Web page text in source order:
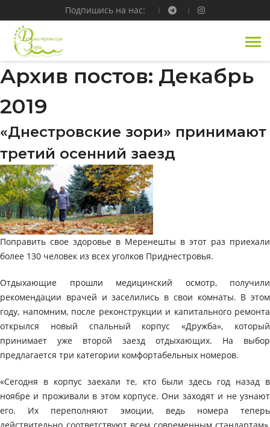
Подпишись на нас:
Архив постов: Декабрь
2019
«Днестровские зори» принимают
третий осенний заезд
Поправить свое здоровье в Меренешты в этот раз приехали
более 130 человек из всех уголков Приднестровья.
Отдыхающие прошли медицинский осмотр, получили
рекомендации врачей и заселились в свои комнаты. В этом
году, напомним, после реконструкции и капитального ремонта
открылся новый спальный корпус «Дружба», который
принимает уже второй заезд отдыхающих. На выбор
предлагается три категории комфортабельных номеров.
«Сегодня в корпус заехали те, кто были здесь год назад в
ноябре и проживали в этом корпусе. Они заходят и не узнают
его. Их переполняют эмоции, ведь номера теперь